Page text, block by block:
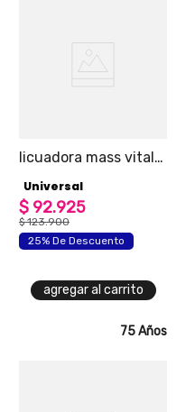
licuadora mass vital
Universal
$ 92.925
$ 123.900
25% De Descuento
agregar al carrito
75 Años